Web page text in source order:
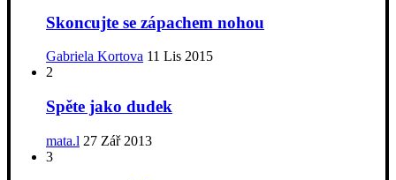
Skoncujte se zápachem nohou
Gabriela Kortova 11 Lis 2015
2
Spěte jako dudek
mata.l 27 Zář 2013
3